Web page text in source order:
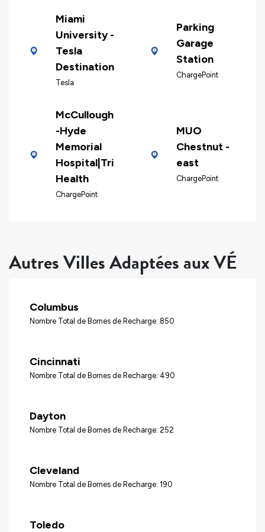
Miami
University -
Tesla
Destination
Tesla
Parking
Garage
Station
ChargePoint
McCullough
-Hyde
Memorial
Hospital|Tri
Health
ChargePoint
MUO
Chestnut -
east
ChargePoint
Autres Villes Adaptées aux VÉ
Columbus
Nombre Total de Bornes de Recharge: 850
Cincinnati
Nombre Total de Bornes de Recharge: 490
Dayton
Nombre Total de Bornes de Recharge: 252
Cleveland
Nombre Total de Bornes de Recharge: 190
Toledo